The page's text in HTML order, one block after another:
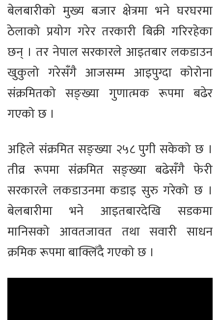
बेलबारीको मुख्य बजार क्षेत्रमा भने घरघरमा
ठेलाको प्रयोग गरेर तरकारी बिक्री गरिरहेका
छन् । तर नेपाल सरकारले आइतबार लकडाउन
खुकुलो गरेसँगै आजसम्म आइपुग्दा कोरोना
संक्रमितको सङ्ख्या गुणात्मक रूपमा बढेर
गएको छ ।
अहिले संक्रमित सङ्ख्या २५८ पुगी सकेको छ ।
तीव्र रूपमा संक्रमित सङ्ख्या बढेसँगै फेरी
सरकारले लकडाउनमा कडाइ सुरु गरेको छ ।
बेलबारीमा भने आइतबारदेखि सडकमा
मानिसको आवतजावत तथा सवारी साधन
क्रमिक रूपमा बाक्लिँदै गएको छ ।